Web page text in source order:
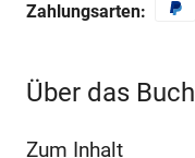
Zahlungsarten:
Über das Buch
Zum Inhalt